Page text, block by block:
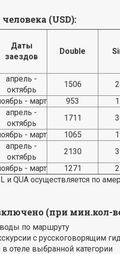
(USD):
Даты
заездов
Double
апрель -
октябрь
1506
- март
953
апрель -
октябрь
1711
- март
1065
апрель -
октябрь
2130
- март
1271
и QUA осуществляется по
(при мин.кол-
по маршруту
с русскоговорящим
отеле выбранной категории